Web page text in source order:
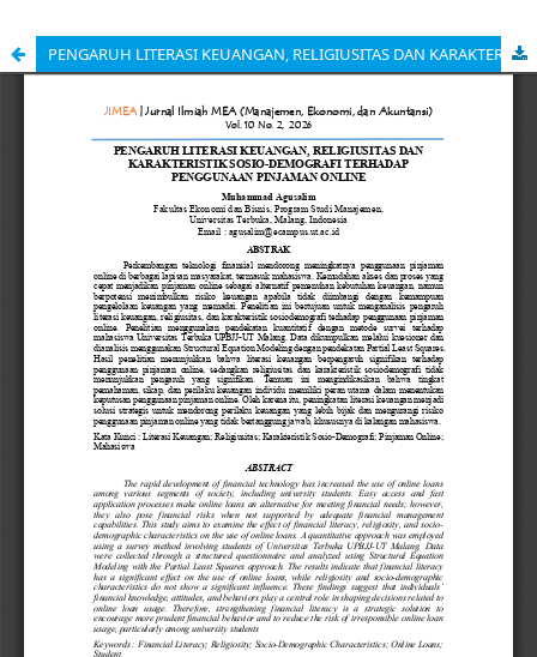
PENGARUH LITERASI KEUANGAN, RELIGIUSITAS DAN KARAKTERISTIK SOSIO-DEMOGRAFI TERHADAP PENGGUNAAN PINJAMAN ONLINE